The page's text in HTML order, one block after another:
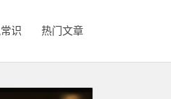
识 热门文章